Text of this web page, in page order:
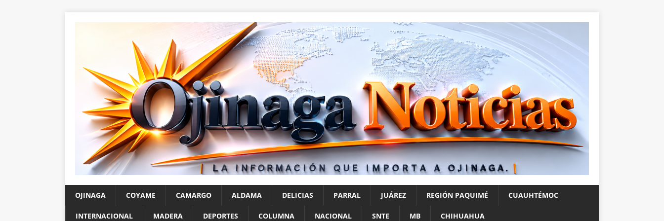
OJINAGA COYAME CAMARGO ALDAMA DELICIAS PARRAL JUÁREZ REGIÓN PAQUIMÉ CUAUHTÉMOC
INTERNACIONAL MADERA DEPORTES COLUMNA NACIONAL SNTE MB CHIHUAHUA